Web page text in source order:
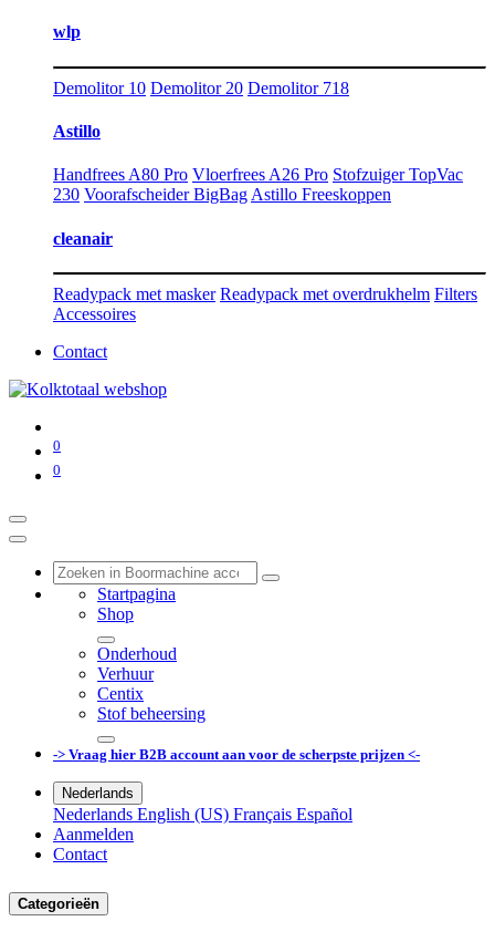
wlp
Demolitor 10 Demolitor 20 Demolitor 718
Astillo
Handfrees A80 Pro Vloerfrees A26 Pro Stofzuiger TopVac
230 Voorafscheider BigBag Astillo Freeskoppen
cleanair
Readypack met masker Readypack met overdrukhelm Filters
Accessoires
Contact
0
0
Startpagina
Shop
Onderhoud
Verhuur
Centix
Stof beheersing
-> Vraag hier B2B account aan voor de scherpste prijzen <-
Nederlands
Nederlands English (US) Français Español
Aanmelden
Contact
Categorieën